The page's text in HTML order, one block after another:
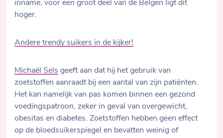
inname, voor een groot deel van de Belgen ligt dit
hoger.
Andere trendy suikers in de kijker!
Michaël Sels geeft aan dat hij het gebruik van
zoetstoffen aanraadt bij een aantal van zijn patiënten.
Het kan namelijk van pas komen binnen een gezond
voedingspatroon, zeker in geval van overgewicht,
obesitas en diabetes. Zoetstoffen hebben geen effect
op de bloedsuikerspiegel en bevatten weinig of